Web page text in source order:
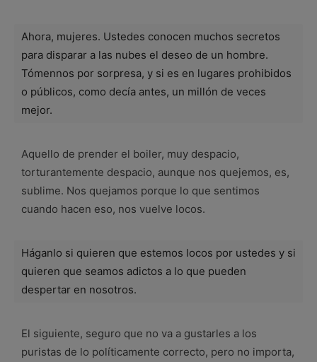
Ahora, mujeres. Ustedes conocen muchos secretos
para disparar a las nubes el deseo de un hombre.
Tómennos por sorpresa, y si es en lugares prohibidos
o públicos, como decía antes, un millón de veces
mejor.
Aquello de prender el boiler, muy despacio,
torturantemente despacio, aunque nos quejemos, es,
sublime. Nos quejamos porque lo que sentimos
cuando hacen eso, nos vuelve locos.
Háganlo si quieren que estemos locos por ustedes y si
quieren que seamos adictos a lo que pueden
despertar en nosotros.
El siguiente, seguro que no va a gustarles a los
puristas de lo políticamente correcto, pero no importa,